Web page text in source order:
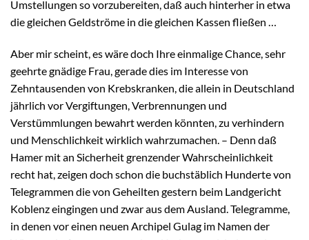
Umstellungen so vorzubereiten, daß auch hinterher in etwa
die gleichen Geldströme in die gleichen Kassen fließen …
Aber mir scheint, es wäre doch Ihre einmalige Chance, sehr
geehrte gnädige Frau, gerade dies im Interesse von
Zehntausenden von Krebskranken, die allein in Deutschland
jährlich vor Vergiftungen, Verbrennungen und
Verstümmlungen bewahrt werden könnten, zu verhindern
und Menschlichkeit wirklich wahrzumachen. – Denn daß
Hamer mit an Sicherheit grenzender Wahrscheinlichkeit
recht hat, zeigen doch schon die buchstäblich Hunderte von
Telegrammen die von Geheilten gestern beim Landgericht
Koblenz eingingen und zwar aus dem Ausland. Telegramme,
in denen vor einen neuen Archipel Gulag im Namen der